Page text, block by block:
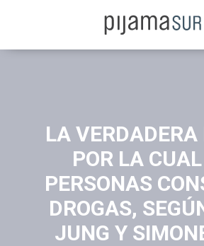
LA VERDADERA
POR LA
PERSONAS
DROGAS,
JUNG Y